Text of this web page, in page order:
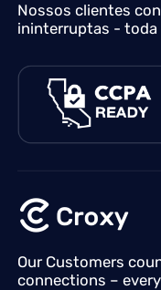
Nossos clientes
ininterruptas - toda
Our Customers
connections –